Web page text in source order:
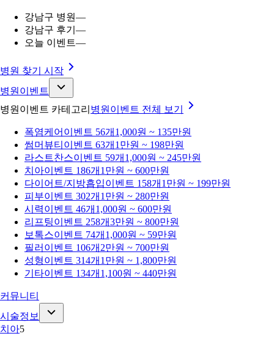
강남구 병원—
강남구 후기 —
오늘 이벤트—
병원 찾기 시작
병원이벤트
병원이벤트 카테고리 병원이벤트 전체 보기
폭염케어 이벤트 56개 1,000원 ~ 135만원
썸머뷰티 이벤트 63개 1만원 ~ 198만원
라스트찬스이벤트 59개 1,000원 ~ 245만원
치아이벤트 186개 1만원 ~ 600만원
다이어트/지방흡입이벤트 158개 1만원 ~ 199만원
피부이벤트 302개 1만원 ~ 280만원
시력이벤트 46개 1,000원 ~ 600만원
리프팅이벤트 258개3만원 ~ 800만원
보톡스이벤트 74개 1,000원 ~ 59만원
필러 이벤트 106개 2만원 ~ 700만원
성형이벤트 314개 1만원 ~ 1,800만원
기타이벤트 134개 1,100원 ~ 440만원
커뮤니티
시술정보
치아5